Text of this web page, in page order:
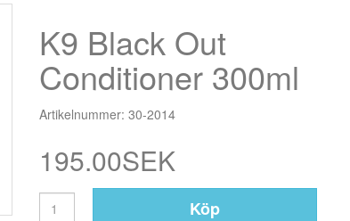
K9 Black Out
Conditioner 300ml
Artikelnummer: 30-2014
195.00SEK
Köp